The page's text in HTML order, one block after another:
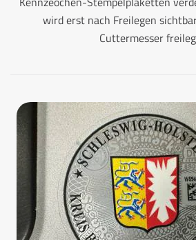
wird erst nach Freilegen
Cuttermesser